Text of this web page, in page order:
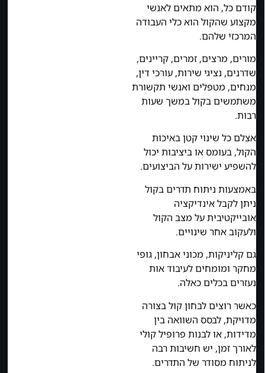
קודם כל, הוא מתאים לאנשי
מקצוע שהקול הוא כלי העבודה
המרכזי שלהם.
מורים, מרצים, זמרים, קריינים,
שדרנים, נציגי שירות, עורכי דין,
מנחים, מטפלים ואנשי תקשורת
משתמשים בקול במשך שעות
רבות.
אצלם כל שינוי קטן באיכות
הקול, בעומס או ביציבות יכול
להשפיע ישירות על הביצועים.
באמצעות ניתוח תדרים בקול
ניתן לקבל אינדיקציה
אובייקטיבית על מצב הקול
ולעקוב אחר שינויים.
גם קליניקות, מכוני אבחון, גופי
מחקר ומומחים לעיבוד אות
נעזרים בכלים כאלה.
כאשר רוצים לבחון קול בצורה
מדויקת, לבסס השוואה בין
מדידות, או לבנות פרופיל קולי
לאורך זמן, יש חשיבות רבה
לניתוח מסודר של התדרים.